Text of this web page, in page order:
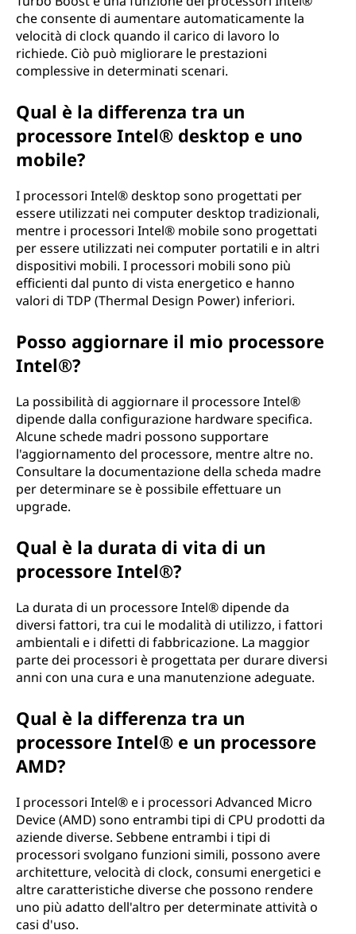
che consente di aumentare automaticamente la
velocità di clock quando il carico di lavoro lo
richiede. Ciò può migliorare le prestazioni
complessive in determinati scenari.
Qual è la differenza tra un
processore Intel® desktop e uno
mobile?
I processori Intel® desktop sono progettati per
essere utilizzati nei computer desktop tradizionali,
mentre i processori Intel® mobile sono progettati
per essere utilizzati nei computer portatili e in altri
dispositivi mobili. I processori mobili sono più
efficienti dal punto di vista energetico e hanno
valori di TDP (Thermal Design Power) inferiori.
Posso aggiornare il mio processore
Intel®?
La possibilità di aggiornare il processore Intel®
dipende dalla configurazione hardware specifica.
Alcune schede madri possono supportare
l'aggiornamento del processore, mentre altre no.
Consultare la documentazione della scheda madre
per determinare se è possibile effettuare un
upgrade.
Qual è la durata di vita di un
processore Intel®?
La durata di un processore Intel® dipende da
diversi fattori, tra cui le modalità di utilizzo, i fattori
ambientali e i difetti di fabbricazione. La maggior
parte dei processori è progettata per durare diversi
anni con una cura e una manutenzione adeguate.
Qual è la differenza tra un
processore Intel® e un processore
AMD?
I processori Intel® e i processori Advanced Micro
Device (AMD) sono entrambi tipi di CPU prodotti da
aziende diverse. Sebbene entrambi i tipi di
processori svolgano funzioni simili, possono avere
architetture, velocità di clock, consumi energetici e
altre caratteristiche diverse che possono rendere
uno più adatto dell'altro per determinate attività o
casi d'uso.